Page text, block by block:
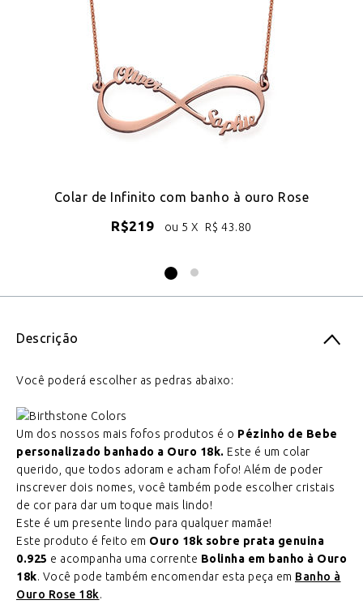
Colar de Infinito com banho à ouro Rose
R$219 ou 5 X R$ 43.80
Descrição
Você poderá escolher as pedras abaixo:
Um dos nossos mais fofos produtos é o Pézinho de Bebe
personalizado banhado a Ouro 18k. Este é um colar
querido, que todos adoram e acham fofo! Além de poder
inscrever dois nomes, você também pode escolher cristais
de cor para dar um toque mais lindo!
Este é um presente lindo para qualquer mamãe!
Este produto é feito em Ouro 18k sobre prata genuina
0.925 e acompanha uma corrente Bolinha em banho à Ouro
18k. Você pode também encomendar esta peça em Banho à
Ouro Rose 18k.